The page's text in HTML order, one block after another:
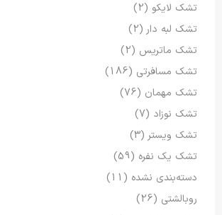
تشک لایکو (2)
تشک لبه دار (2)
تشک ماتریس (2)
تشک مسافرتی (186)
تشک مهمان (76)
تشک نوزاد (7)
تشک ویستر (3)
تشک یک نفره (59)
دسته‌بندی نشده (11)
روبالشتی (26)